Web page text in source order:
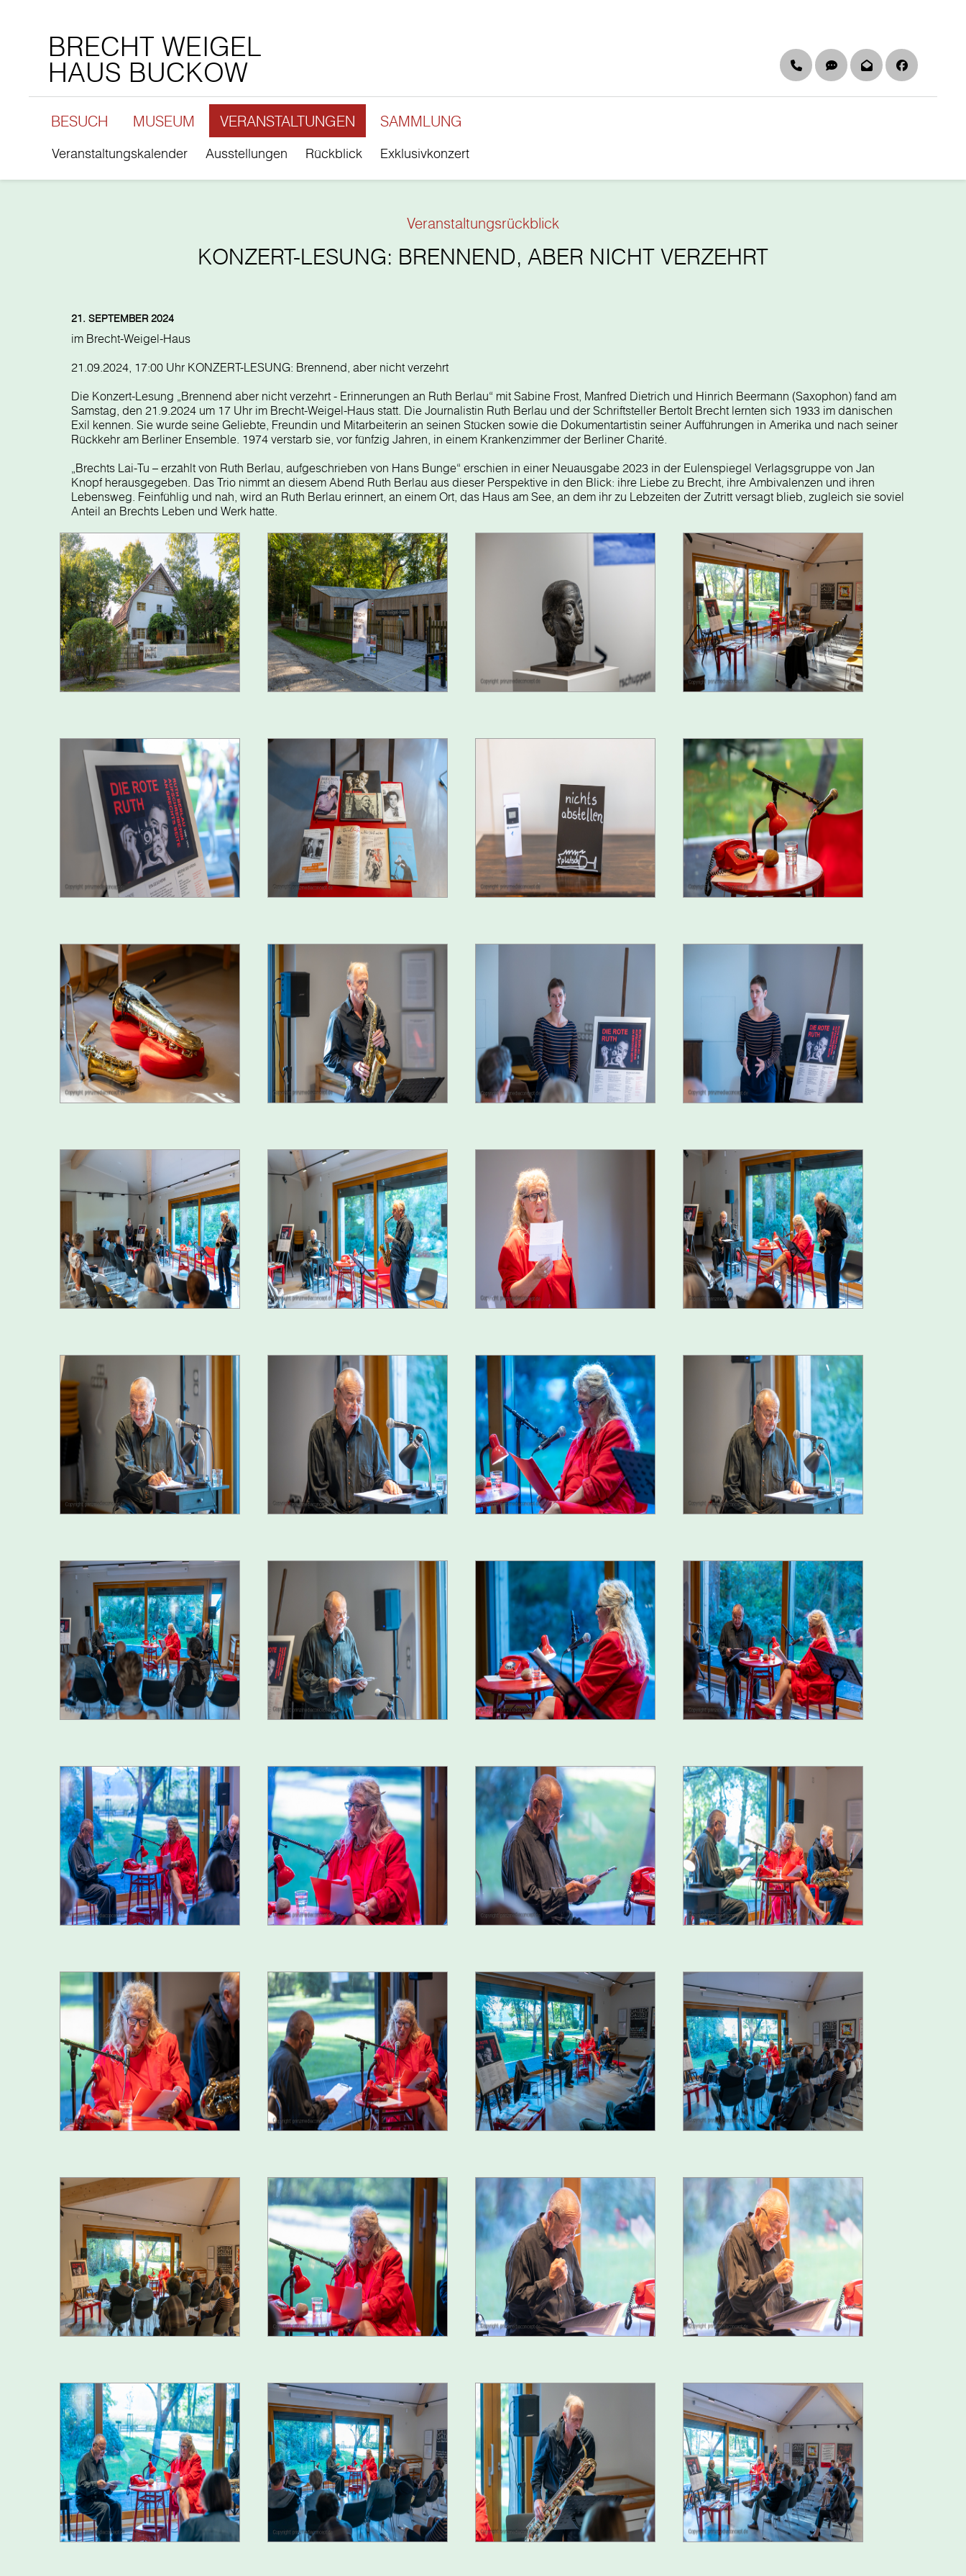
BRECHT WEIGEL
HAUS BUCKOW
TelefonDGS & Leichte
Newsletter
BESUCH MUSEUM VERANSTALTUNGEN
Veranstaltungskalender Ausstellungen Rückblick Exklusivkonzert
SAMMLUNG
Veranstaltungsrückblick
KONZERT-LESUNG: BRENNEND, ABER NICHT VERZEHRT
21. SEPTEMBER 2024
im Brecht-Weigel-Haus
21.09.2024, 17:00 Uhr KONZERT-LESUNG: Brennend, aber nicht verzehrt
Die Konzert-Lesung „Brennend aber nicht verzehrt - Erinnerungen an Ruth Berlau“ mit Sabine Frost, Manfred Dietrich und Hinrich Beermann (Saxophon) fand am
Samstag, den 21.9.2024 um 17 Uhr im Brecht-Weigel-Haus statt. Die Journalistin Ruth Berlau und der Schriftsteller Bertolt Brecht lernten sich 1933 im dänischen
Exil kennen. Sie wurde seine Geliebte, Freundin und Mitarbeiterin an seinen Stücken sowie die Dokumentartistin seiner Aufführungen in Amerika und nach seiner
Rückkehr am Berliner Ensemble. 1974 verstarb sie, vor fünfzig Jahren, in einem Krankenzimmer der Berliner Charité.
„Brechts Lai-Tu – erzählt von Ruth Berlau, aufgeschrieben von Hans Bunge“ erschien in einer Neuausgabe 2023 in der Eulenspiegel Verlagsgruppe von Jan
Knopf herausgegeben. Das Trio nimmt an diesem Abend Ruth Berlau aus dieser Perspektive in den Blick: ihre Liebe zu Brecht, ihre Ambivalenzen und ihren
Lebensweg. Feinfühlig und nah, wird an Ruth Berlau erinnert, an einem Ort, das Haus am See, an dem ihr zu Lebzeiten der Zutritt versagt blieb, zugleich sie soviel
Anteil an Brechts Leben und Werk hatte.